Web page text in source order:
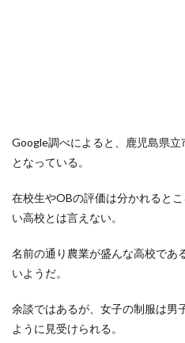
Google調べによると、鹿児島県
となっている。
在校生やOBの評価は分かれると
い高校とは言えない。
名前の通り農業が盛んな高校であ
いようだ。
余談ではあるが、女子の制服は男
ように見受けられる。